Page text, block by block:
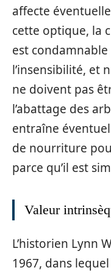
affecte
cette optique, la
est condamnable
l’insensibilité, et
ne doivent pas
l’abattage des
entraîne
de nourriture
parce qu’il est
Valeur
L’historien Lynn
1967, dans